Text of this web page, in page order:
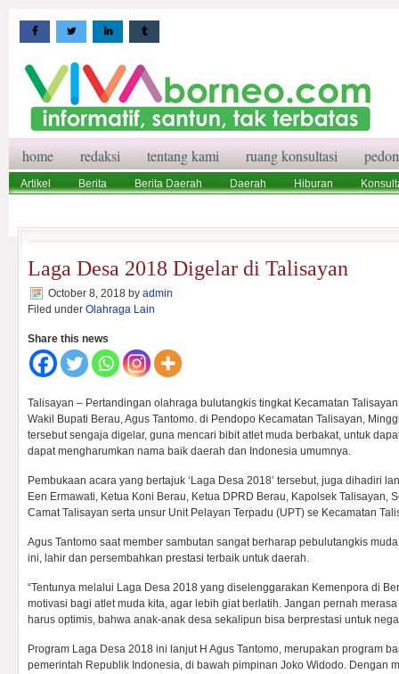
home redaksi tentang kami ruang konsultasi
Artikel Berita Berita Daerah Daerah Hiburan
Laga Desa 2018 Digelar di Talisayan
October 8, 2018 by admin
Filed under Olahraga Lain
Share this news
Talisayan – Pertandingan olahraga bulutangkis tingkat Kecamatan
Wakil Bupati Berau, Agus Tantomo. di Pendopo Kecamatan Talisayan,
tersebut sengaja digelar, guna mencari bibit atlet muda berbakat, untuk
dapat mengharumkan nama baik daerah dan Indonesia umumnya.
Pembukaan acara yang bertajuk ‘Laga Desa 2018’ tersebut, juga dihadiri
Een Ermawati, Ketua Koni Berau, Ketua DPRD Berau, Kapolsek Talisayan,
Camat Talisayan serta unsur Unit Pelayan Terpadu (UPT) se Kecamatan
Agus Tantomo saat member sambutan sangat berharap pebulutangkis
ini, lahir dan persembahkan prestasi terbaik untuk daerah.
“Tentunya melalui Laga Desa 2018 yang diselenggarakan Kemenpora di
motivasi bagi atlet muda kita, agar lebih giat berlatih. Jangan pernah
harus optimis, bahwa anak-anak desa sekalipun bisa berprestasi untuk
Program Laga Desa 2018 ini lanjut H Agus Tantomo, merupakan program
pemerintah Republik Indonesia, di bawah pimpinan Joko Widodo. Dengan